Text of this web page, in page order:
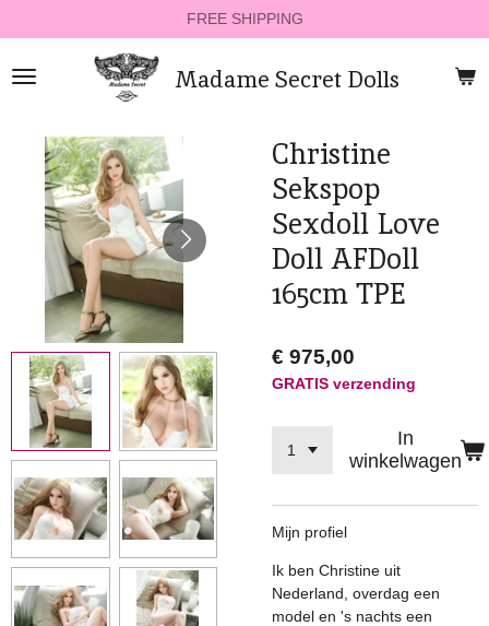
direct
naar
de
Madame Secret Dolls
FREE SHIPPING
Christine
Sekspop
Sexdoll Love
Doll AFDoll
165cm TPE
€ 975,00
GRATIS verzending
In
winkelwagen
Mijn profiel
Ik ben Christine uit
Nederland, overdag een
model en 's nachts een